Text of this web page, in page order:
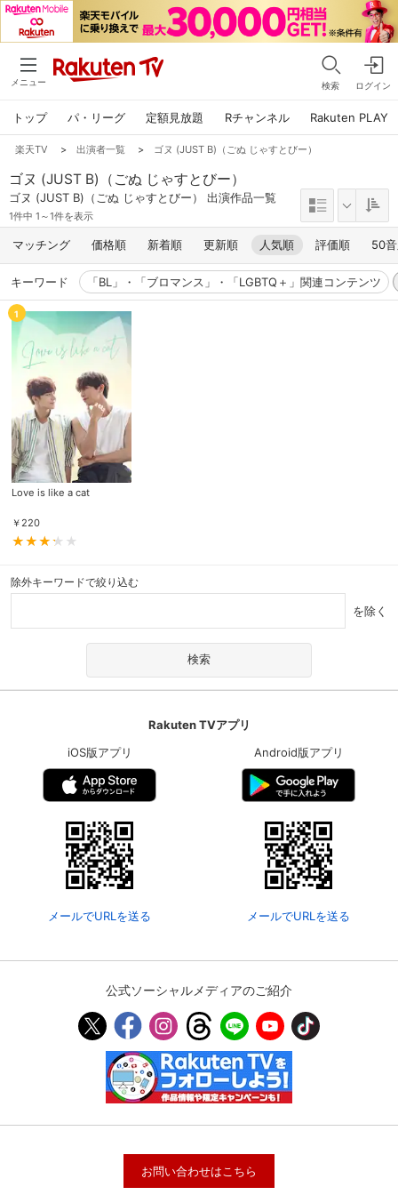
メニュー 検索 ログイン
トップ パ・リーグ 定額見放題 Rチャンネル Rakuten PLAY
楽天TV > 出演者一覧 > ゴヌ (JUST B)（ごぬ じゃすとびー）
ゴヌ (JUST B)（ごぬ じゃすとびー）
ゴヌ (JUST B)（ごぬ じゃすとびー） 出演作品一覧
1件中 1～1件を表示
マッチング 価格順 新着順 更新順 人気順 評価順 50
キーワード 「BL」・「ブロマンス」・「LGBTQ＋」関連コンテンツ
1
Love is like a cat
￥ 220
除外キーワードで絞り込む
を除く
Rakuten TVアプリ
iOS版アプリ
メールでURLを送る
Android版アプリ
メールでURLを送る
公式ソーシャルメディアのご紹介
お問い合わせはこちら